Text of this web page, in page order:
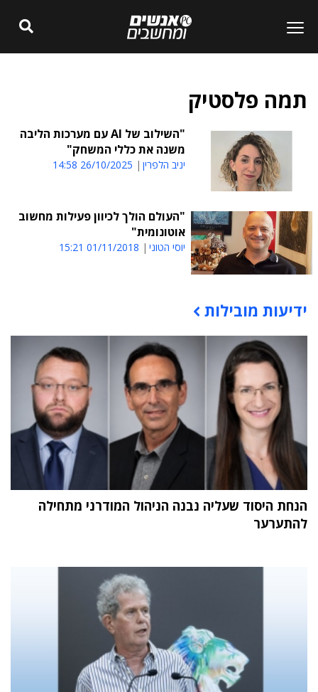
תמה פלסטיק
"השילוב של AI עם מערכות הליבה
משנה את כללי המשחק"
יניב הלפרין 26/10/2025 14:58
"העולם הולך לכיוון פעילות מחשוב
אוטונומית"
יוסי הטוני 01/11/2018 15:21
תוכן פרסומי
ידיעות מובילות
הנחת היסוד שעליה נבנה הניהול המודרני מתחילה
להתערער